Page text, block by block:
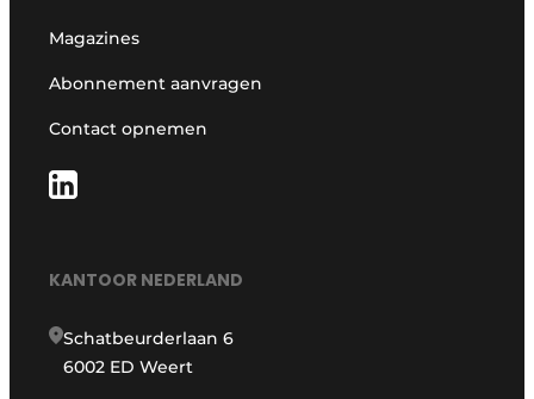
Magazines
Abonnement aanvragen
Contact opnemen
KANTOOR NEDERLAND
Schatbeurderlaan 6
6002 ED Weert